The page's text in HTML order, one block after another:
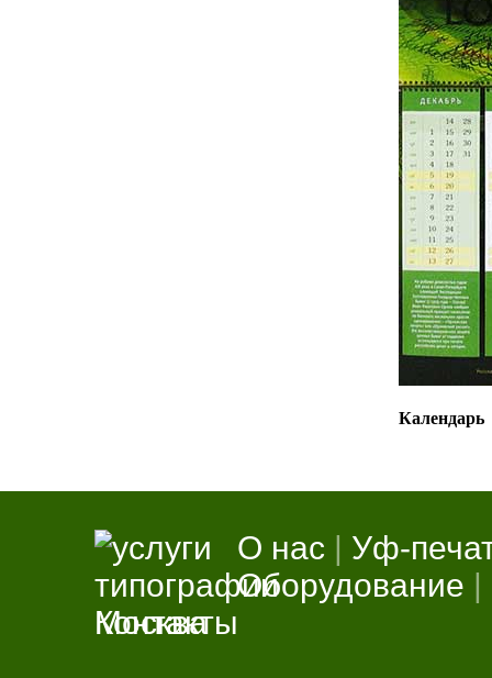
Календарь
О нас | Уф-
Оборудование |
Контакты